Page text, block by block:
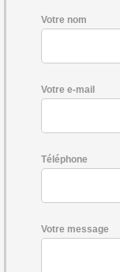
Votre nom
Votre e-mail
Téléphone
Votre message